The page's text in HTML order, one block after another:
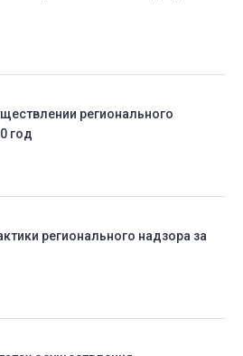
регионального
год
регионального надзора за